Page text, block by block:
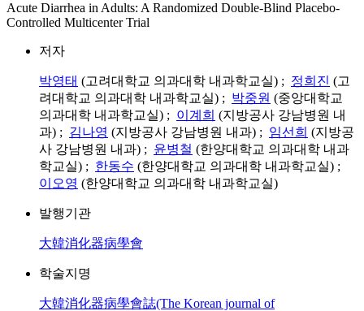
Acute Diarrhea in Adults: A Randomized Double-Blind Placebo-
Controlled Multicenter Trial
저자
박영태 (고려대학교 의과대학 내과학교실) ; 정희진 (고
려대학교 의과대학 내과학교실) ; 박중원 (중앙대학교
의과대학 내과학교실) ; 이계희 (지방공사 강남병원 내
과) ; 김나영 (지방공사 강남병원 내과) ; 임선희 (지방공
사 강남병원 내과) ; 윤병철 (한양대학교 의과대학 내과
학교실) ; 한동수 (한양대학교 의과대학 내과학교실) ;
이오영 (한양대학교 의과대학 내과학교실)
발행기관
大韓消化器病學會
학술지명
大韓消化器病學會誌(The Korean journal of